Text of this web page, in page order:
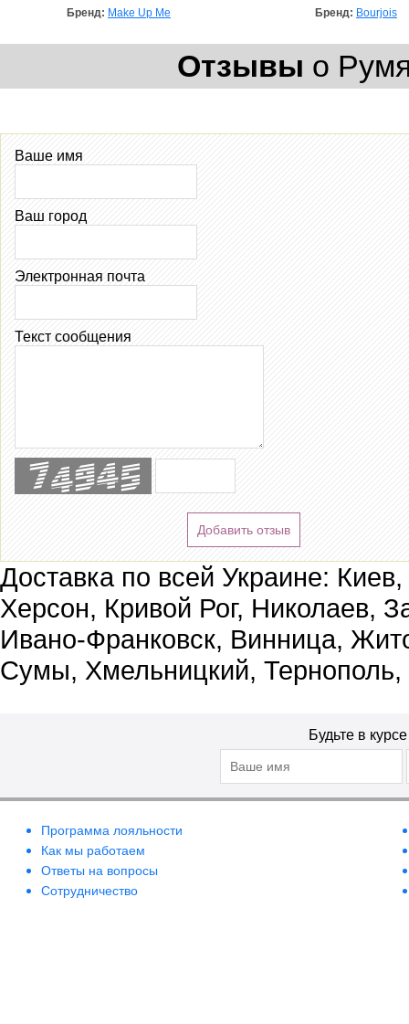
Бренд: Make Up Me Бренд: Bourjois
Отзывы о
Ваше имя
Ваш город
Электронная почта
Текст сообщения
Добавить отзыв
Доставка по всей Украине:
Херсон, Кривой Рог, Николаев,
Ивано-Франковск, Винница,
Сумы, Хмельницкий, Тернополь,
Будьте в
Программа лояльности
Как мы работаем
Ответы на вопросы
Сотрудничество